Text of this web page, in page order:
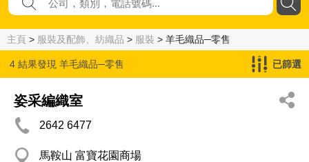
主頁 > 服裝及配飾、紡織品 > 服裝 > 羊毛織品─零售
4 結果發現 羊毛織品─零售 已篩選
姿采編織室
2642 6477
馬鞍山 富寶花園商場